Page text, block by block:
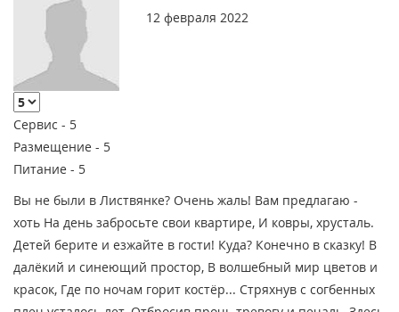
12 февраля 2022
Сервис - 5
Размещение - 5
Питание - 5
Вы не были в Листвянке? Очень жаль! Вам предлагаю -
хоть На день забросьте свои квартире, И ковры, хрусталь.
Детей берите и езжайте в гости! Куда? Конечно в сказку! В
далёкий и синеющий простор, В волшебный мир цветов и
красок, Где по ночам горит костёр... Стряхнув с согбенных